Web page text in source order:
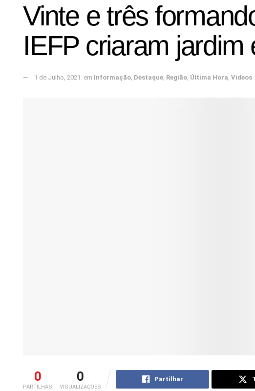
Vinte e três
IEFP criaram
1 de Julho, 2021 em Informação, Destaque, Região, Última Hora, Vídeos
0
PARTILHAS
0
VISUALIZAÇÕES
Partilhar